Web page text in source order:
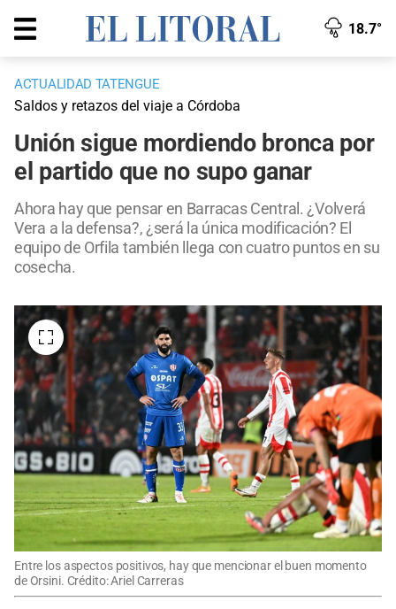
18.7°
ACTUALIDAD TATENGUE
Saldos y retazos del viaje a Córdoba
Unión sigue mordiendo bronca por
el partido que no supo ganar
Ahora hay que pensar en Barracas Central. ¿Volverá
Vera a la defensa?, ¿será la única modificación? El
equipo de Orfila también llega con cuatro puntos en su
cosecha.
Entre los aspectos positivos, hay que mencionar el buen momento
de Orsini. Crédito: Ariel Carreras